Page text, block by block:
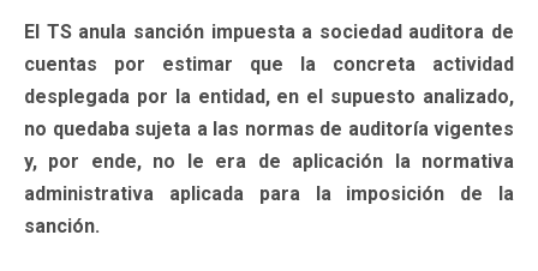
El TS anula sanción impuesta a sociedad auditora de
cuentas por estimar que la concreta actividad
desplegada por la entidad, en el supuesto analizado,
no quedaba sujeta a las normas de auditoría vigentes
y, por ende, no le era de aplicación la normativa
administrativa aplicada para la imposición de la
sanción.